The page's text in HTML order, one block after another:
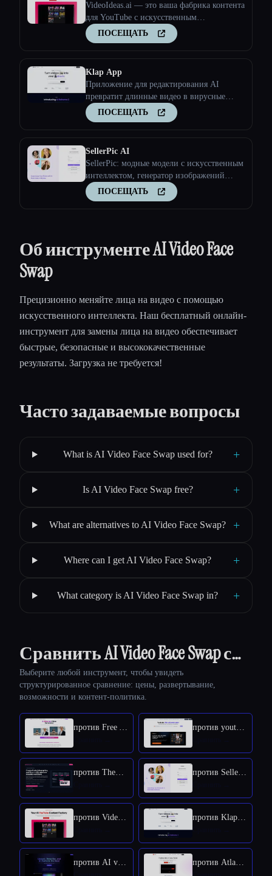
VideoIdeas.ai — это ваша фабрика контента
для YouTube с искусственным
интеллектом. Создавайте полезные для
вирусов сценарии, свежие идеи для видео
ПОСЕЩАТЬ
Klap App
Приложение для редактирования AI
превратит длинные видео в вирусные
клипыПОСЕЩАТЬ
SellerPic AI
SellerPic: модные модели с искусственным
интеллектом, генератор изображений
продуктов и видео
ПОСЕЩАТЬ
Об инструменте AI Video Face
Swap
Прецизионно меняйте лица на видео с помощью
искусственного интеллекта. Наш бесплатный онлайн-
инструмент для замены лица на видео обеспечивает
быстрые, безопасные и высококачественные
результаты. Загрузка не требуется!
Часто задаваемые вопросы
What is AI Video Face Swap used for? +
Is AI Video Face Swap free? +
What are alternatives to AI Video Face Swap? +
Where can I get AI Video Face Swap? +
What category is AI Video Face Swap in? +
Сравнить AI Video Face Swap с…
Выберите любой инструмент, чтобы увидеть
структурированное сравнение: цены, развертывание,
возможности и контент-политика.
против Free AI kissing video generator против youtube video downloader
против TheFluxTrain против SellerPic AI
против VideoIdeas AI против Klap App
против AI video editor против Atlabs AI